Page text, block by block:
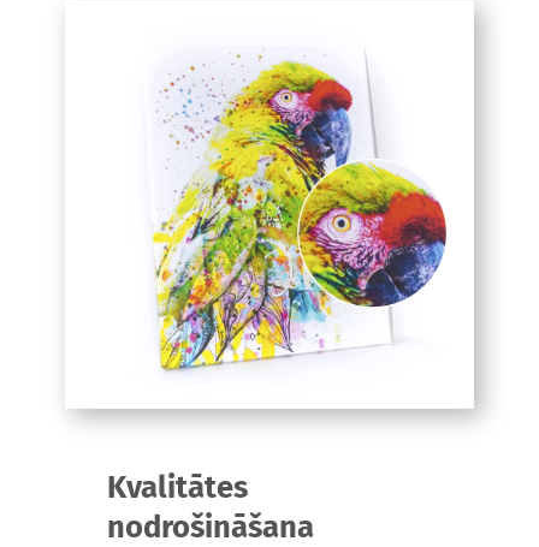
Kvalitātes
nodrošināšana